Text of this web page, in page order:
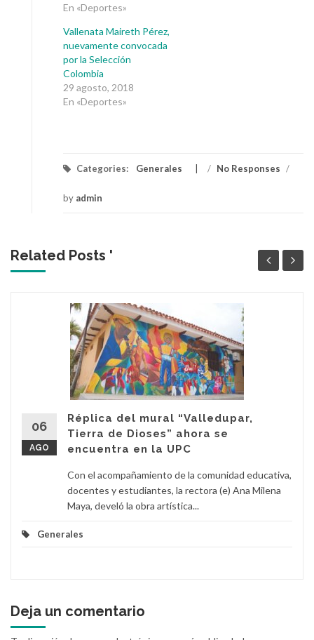
En «Deportes»
Vallenata Maireth Pérez,
nuevamente convocada
por la Selección
Colombia
29 agosto, 2018
En «Deportes»
Categories: Generales / No Responses /
by admin
Related Posts '
06
AGO
Réplica del mural “Valledupar,
Tierra de Dioses” ahora se
encuentra en la UPC
Con el acompañamiento de la comunidad educativa,
docentes y estudiantes, la rectora (e) Ana Milena
Maya, develó la obra artística...
Generales
Deja un comentario